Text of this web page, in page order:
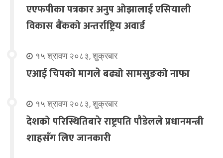
एएफपीका पत्रकार अनुप ओझालाई एसियाली
विकास बैंकको अन्तर्राष्ट्रिय अवार्ड
१५ श्रावण २०८३, शुक्रबार
एआई चिपको मागले बढ्यो सामसुङको नाफा
१५ श्रावण २०८३, शुक्रबार
देशको परिस्थितिबारे राष्ट्रपति पौडेलले प्रधानमन्त्री
शाहसँग लिए जानकारी